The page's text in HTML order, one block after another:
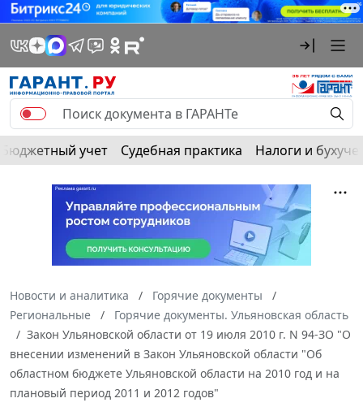
Бюджетный учет Судебная практика Налоги и
Новости и аналитика
Горячие документы
Региональные
Горячие документы. Ульяновская область
Закон Ульяновской области от 19 июля 2010 г. N 94-ЗО "О
внесении изменений в Закон Ульяновской области "Об
областном бюджете Ульяновской области на 2010 год и на
плановый период 2011 и 2012 годов"